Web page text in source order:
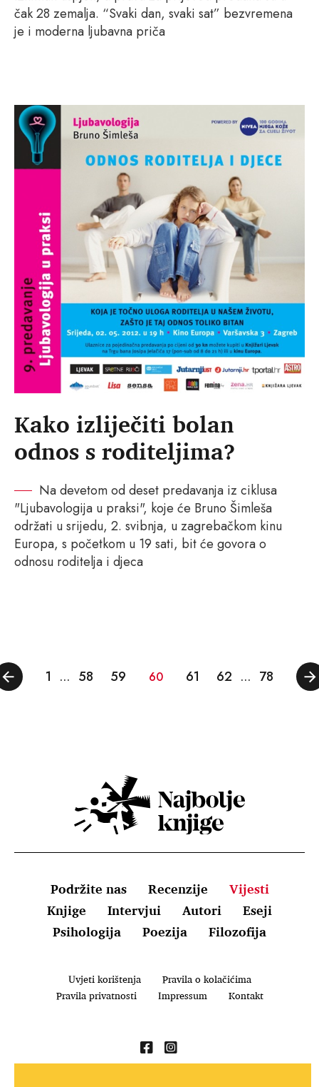
čak 28 zemalja. “Svaki dan, svaki sat” bezvremena
je i moderna ljubavna priča
Kako izliječiti bolan
odnos s roditeljima?
Na devetom od deset predavanja iz ciklusa
"Ljubavologija u praksi", koje će Bruno Šimleša
održati u srijedu, 2. svibnja, u zagrebačkom kinu
Europa, s početkom u 19 sati, bit će govora o
odnosu roditelja i djeca
1 … 58 59 60 61 62 … 78
Podržite nas Recenzije
Vijesti
Knjige
Intervjui Autori
Eseji
Psihologija
Poezija Filozofija
Uvjeti korištenja
Pravila o kolačićima
Pravila privatnosti
Impressum Kontakt